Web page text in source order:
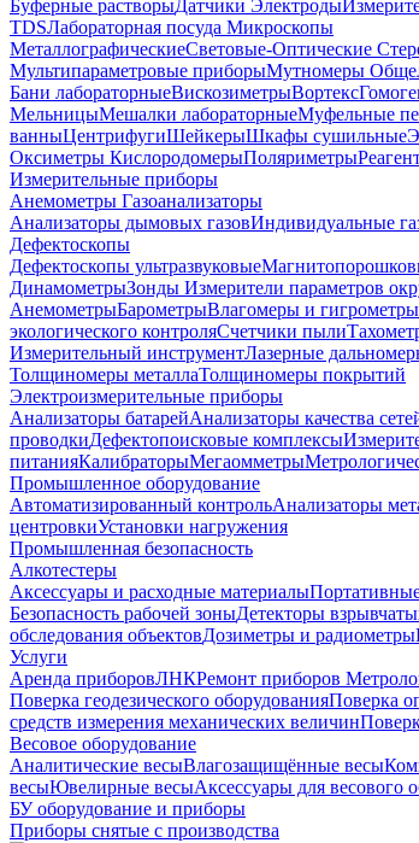
Буферные растворыДатчики Электроды
TDSЛабораторная посуда Микроскопы
МеталлографическиеСветовые-Оптические
Мультипараметровые приборыМутномеры
Бани лабораторныеВискозиметрыВортекс
МельницыМешалки лабораторныеМуфельные
ванныЦентрифугиШейкерыШкафы сушильные
Оксиметры КислородомерыПоляриметры
Измерительные приборы
Анемометры Газоанализаторы
Анализаторы дымовых газовИндивидуальные
Дефектоскопы
Дефектоскопы ультразвуковые
ДинамометрыЗонды Измерители параметров
АнемометрыБарометрыВлагомеры и гигрометры
экологического контроляСчетчики пыли
Измерительный инструментЛазерные
Толщиномеры металлаТолщиномеры покрытий
Электроизмерительные приборы
Анализаторы батарейАнализаторы качества
проводкиДефектопоисковые комплексы
питанияКалибраторыМегаомметры
Промышленное оборудование
Автоматизированный контрольАнализаторы
центровкиУстановки нагружения
Промышленная безопасность
Алкотестеры
Аксессуары и расходные материалы
Безопасность рабочей зоныДетекторы
обследования объектовДозиметры и радиометры
Услуги
Аренда приборовЛНКРемонт приборов
Поверка геодезического оборудованияПоверка
средств измерения механических величин
Весовое оборудование
Аналитические весыВлагозащищённые весы
весыЮвелирные весыАксессуары для весового
БУ оборудование и приборы
Приборы снятые с производства